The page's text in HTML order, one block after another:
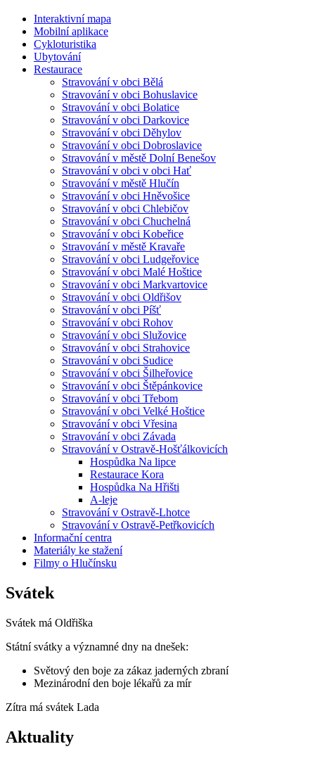
Interaktivní mapa
Mobilní aplikace
Cykloturistika
Ubytování
Restaurace
Stravování v obci Bělá
Stravování v obci Bohuslavice
Stravování v obci Bolatice
Stravování v obci Darkovice
Stravování v obci Děhylov
Stravování v obci Dobroslavice
Stravování v městě Dolní Benešov
Stravování v obci v obci Hať
Stravování v městě Hlučín
Stravování v obci Hněvošice
Stravování v obci Chlebičov
Stravování v obci Chuchelná
Stravování v obci Kobeřice
Stravování v městě Kravaře
Stravování v obci Ludgeřovice
Stravování v obci Malé Hoštice
Stravování v obci Markvartovice
Stravování v obci Oldřišov
Stravování v obci Píšť
Stravování v obci Rohov
Stravování v obci Služovice
Stravování v obci Strahovice
Stravování v obci Sudice
Stravování v obci Šilheřovice
Stravování v obci Štěpánkovice
Stravování v obci Třebom
Stravování v obci Velké Hoštice
Stravování v obci Vřesina
Stravování v obci Závada
Stravování v Ostravě-Hošťálkovicích
Hospůdka Na lipce
Restaurace Kora
Hospůdka Na Hřišti
A-leje
Stravování v Ostravě-Lhotce
Stravování v Ostravě-Petřkovicích
Informační centra
Materiály ke stažení
Filmy o Hlučínsku
Svátek
Svátek má Oldřiška
Státní svátky a významné dny na dnešek:
Světový den boje za zákaz jaderných zbraní
Mezinárodní den boje lékařů za mír
Zítra má svátek Lada
Aktuality